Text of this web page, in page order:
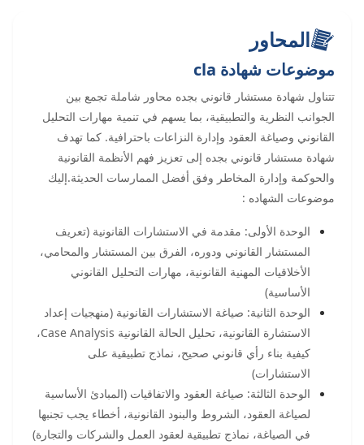
المحاور
موضوعات شهادة cla
تتناول شهادة مستشار قانوني بجده محاور شاملة تجمع بين
الجوانب النظرية والتطبيقية، بما يسهم في تنمية مهارات التحليل
القانوني وصياغة العقود وإدارة النزاعات باحترافية. كما تهدف
شهادة مستشار قانوني بجده إلى تعزيز فهم الأنظمة القانونية
والحوكمة وإدارة المخاطر وفق أفضل الممارسات الحديثة.إليك
موضوعات الشهاده :
الوحدة الأولى: مقدمة في الاستشارات القانونية (تعريف
المستشار القانوني ودوره، الفرق بين المستشار والمحامي،
الأخلاقيات المهنية القانونية، مهارات التحليل القانوني
الأساسية)
الوحدة الثانية: صياغة الاستشارات القانونية (منهجيات إعداد
الاستشارة القانونية، تحليل الحالة القانونية Case Analysis،
كيفية بناء رأي قانوني صحيح، نماذج تطبيقية على
الاستشارات)
الوحدة الثالثة: صياغة العقود والاتفاقيات (المبادئ الأساسية
لصياغة العقود، الشروط والبنود القانونية، أخطاء يجب تجنبها
في الصياغة، نماذج تطبيقية لعقود العمل والشركات والتجارة)